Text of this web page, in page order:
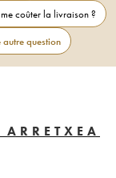
coûter la livraison ?
autre question